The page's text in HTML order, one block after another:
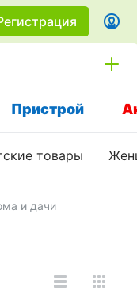
Пристрой
товары
и дачи